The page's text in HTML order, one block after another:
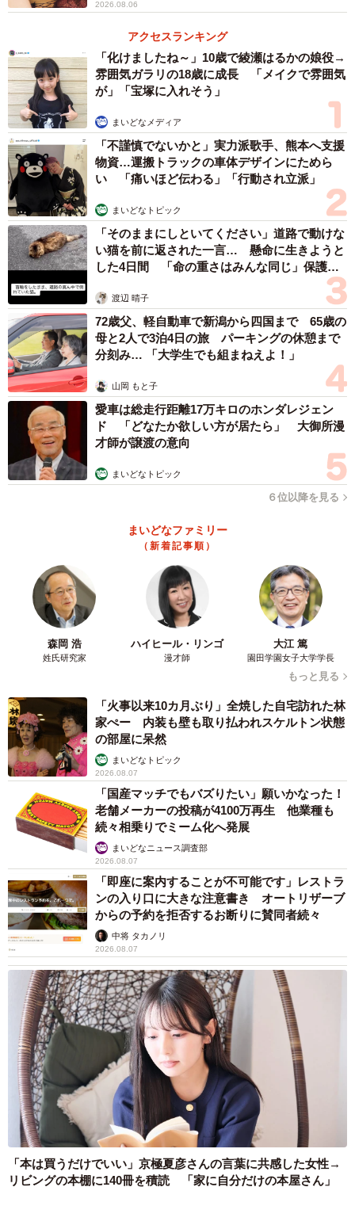
2026.08.06
アクセスランキング
「化けましたね～」10歳で綾瀬はるかの娘役→
雰囲気ガラリの18歳に成長 「メイクで雰囲気
が」「宝塚に入れそう」
まいどなメディア
「不謹慎でないかと」実力派歌手、熊本へ支援
物資…運搬トラックの車体デザインにためら
い 「痛いほど伝わる」「行動され立派」
まいどなトピック
「そのままにしといてください」道路で動けな
い猫を前に返された一言… 懸命に生きようと
した4日間 「命の重さはみんな同じ」保護団
渡辺 晴子
72歳父、軽自動車で新潟から四国まで 65歳の
母と2人で3泊4日の旅 パーキングの休憩まで
分刻み… 「大学生でも組まねえよ！」
山岡 もと子
愛車は総走行距離17万キロのホンダレジェン
ド 「どなたか欲しい方が居たら」 大御所漫
才師が譲渡の意向
まいどなトピック
６位以降を見る
まいどなファミリー
（新着記事順）
森岡 浩
姓氏研究家
ハイヒール・リンゴ
漫才師
大江 篤
園田学園女子大学学長
もっと見る
「火事以来10カ月ぶり」全焼した自宅訪れた林
家ぺー 内装も壁も取り払われスケルトン状態
の部屋に呆然
まいどなトピック
2026.08.07
「国産マッチでもバズりたい」願いかなった！
老舗メーカーの投稿が4100万再生 他業種も
続々相乗りでミーム化へ発展
まいどなニュース調査部
2026.08.07
「即座に案内することが不可能です」レストラ
ンの入り口に大きな注意書き オートリザーブ
からの予約を拒否するお断りに賛同者続々
中将 タカノリ
2026.08.07
「本は買うだけでいい」京極夏彦さんの言葉に共感した女性→
リビングの本棚に140冊を積読 「家に自分だけの本屋さん」